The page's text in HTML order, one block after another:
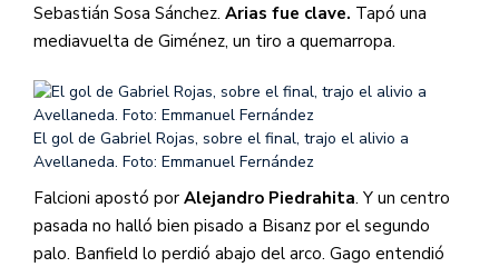
Sebastián Sosa Sánchez. Arias fue clave. Tapó una
mediavuelta de Giménez, un tiro a quemarropa.
El gol de Gabriel Rojas, sobre el final, trajo el alivio a
Avellaneda. Foto: Emmanuel Fernández
Falcioni apostó por Alejandro Piedrahita. Y un centro
pasada no halló bien pisado a Bisanz por el segundo
palo. Banfield lo perdió abajo del arco. Gago entendió